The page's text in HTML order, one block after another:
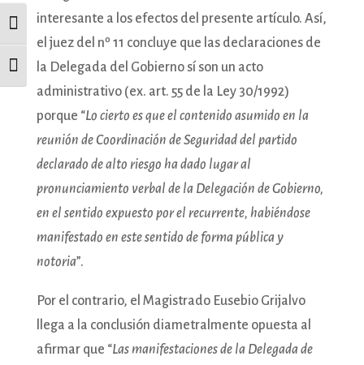
Alternar alto contraste
Alternar tamaño de letra
interesante a los efectos del presente artículo. Así,
el juez del nº 11 concluye que las declaraciones de
la Delegada del Gobierno sí son un acto
administrativo (ex. art. 55 de la Ley 30/1992)
porque “Lo cierto es que el contenido asumido en la
reunión de Coordinación de Seguridad del partido
declarado de alto riesgo ha dado lugar al
pronunciamiento verbal de la Delegación de Gobierno,
en el sentido expuesto por el recurrente, habiéndose
manifestado en este sentido de forma pública y
notoria”.
Por el contrario, el Magistrado Eusebio Grijalvo
llega a la conclusión diametralmente opuesta al
afirmar que “Las manifestaciones de la Delegada de